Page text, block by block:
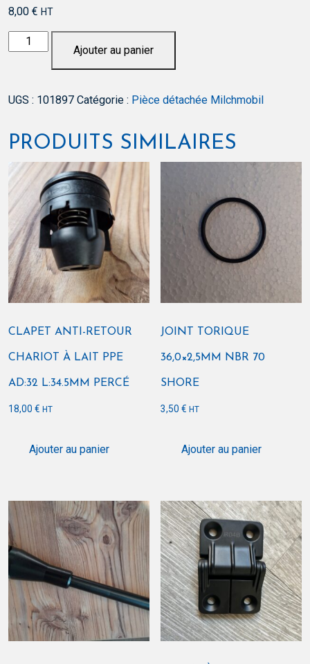
8,00 € HT
quantité
de
Diffuseur
de
Ajouter au panier
UGS : 101897 Catégorie : Pièce détachée Milchmobil
PRODUITS SIMILAIRES
CLAPET ANTI-RETOUR
CHARIOT À LAIT PPE
AD:32 L:34.5MM PERCÉ
18,00 € HT
Ajouter au panier
JOINT TORIQUE
36,0×2,5MM NBR 70
SHORE
3,50€ HT
Ajouter au panier